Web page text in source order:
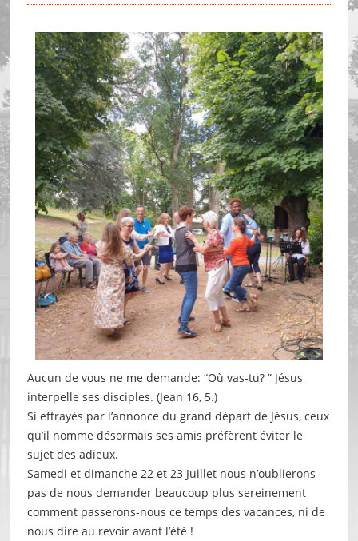
Aucun de vous ne me demande: “Où vas-tu? ” Jésus
interpelle ses disciples. (Jean 16, 5.)
Si effrayés par l’annonce du grand départ de Jésus, ceux
qu’il nomme désormais ses amis préfèrent éviter le
sujet des adieux.
Samedi et dimanche 22 et 23 Juillet nous n’oublierons
pas de nous demander beaucoup plus sereinement
comment passerons-nous ce temps des vacances, ni de
nous dire au revoir avant l’été !